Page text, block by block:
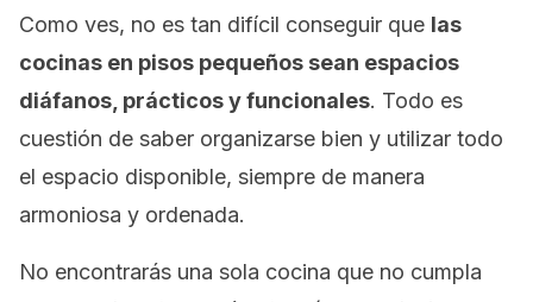
Como ves, no es tan difícil conseguir que las
cocinas en pisos pequeños sean espacios
diáfanos, prácticos y funcionales. Todo es
cuestión de saber organizarse bien y utilizar todo
el espacio disponible, siempre de manera
armoniosa y ordenada.
No encontrarás una sola cocina que no cumpla